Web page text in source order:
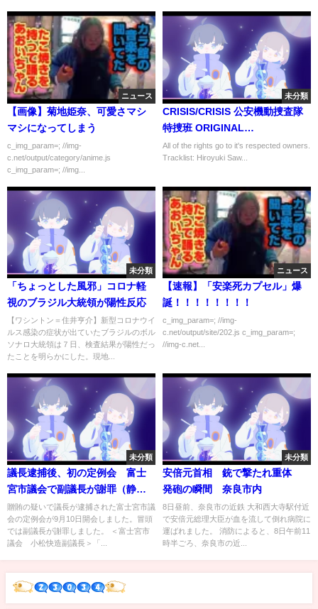
ニュース
【画像】菊地姫奈、可愛さマシ
マシになってしまう
c_img_param=; //img-
c.net/output/category/anime.js
c_img_param=; //img...
未分類
CRISIS/CRISIS 公安機動捜査隊
特捜班 ORIGINAL
SOUNDTRACK - Sawano
Hiroyuki
All of the rights go to it's respected owners.
Tracklist: Hiroyuki Saw...
未分類
「ちょっとした風邪」コロナ軽
視のブラジル大統領が陽性反応
【ワシントン＝住井亨介】新型コロナウイ
ルス感染の症状が出ていたブラジルのボル
ソナロ大統領は７日、検査結果が陽性だっ
たことを明らかにした。現地...
ニュース
【速報】「安楽死カプセル」爆
誕！！！！！！！！
c_img_param=; //img-
c.net/output/site/202.js c_img_param=;
//img-c.net...
未分類
議長逮捕後、初の定例会 富士
宮市議会で副議長が謝罪（静岡
県）
贈賄の疑いで議長が逮捕された富士宮市議
会の定例会が9月10日開会しました。冒頭
では副議長が謝罪しました。 ＜富士宮市
議会 小松快造副議長＞「...
未分類
安倍元首相 銃で撃たれ重体
発砲の瞬間 奈良市内
8日昼前、奈良市の近鉄 大和西大寺駅付近
で安倍元総理大臣が血を流して倒れ病院に
運ばれました。 消防によると、8日午前11
時半ごろ、奈良市の近...